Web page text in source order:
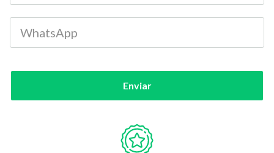
Enviar